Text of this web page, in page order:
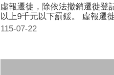
115-07-22
虛報遷徙，除依法撤銷遷徙登
以上9千元以下罰鍰。 虛報遷
結果，更可能觸犯刑法第146條